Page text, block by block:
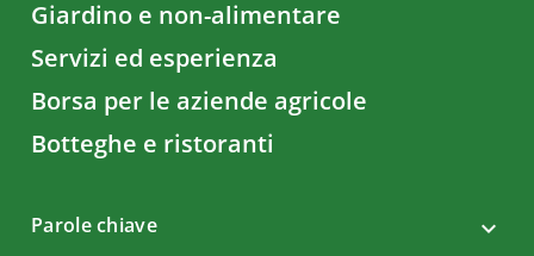
Giardino e non-alimentare
Servizi ed esperienza
Borsa per le aziende agricole
Botteghe e ristoranti
Parole chiave